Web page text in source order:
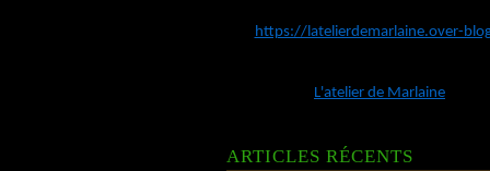
https://latelierdemarlaine.over-
L'atelier de Marlaine
ARTICLES RÉCENTS